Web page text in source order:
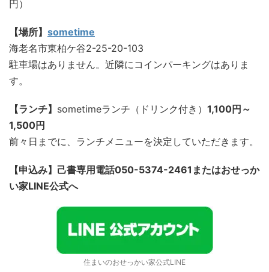
円）
【場所】 sometime
海老名市東柏ケ谷2-25-20-103
駐車場はありません。近隣にコインパーキングはありま
す。
【ランチ】 sometimeランチ（ドリンク付き） 1,100円～
1,500円
前々日までに、ランチメニューを決定していただきます。
【申込み】己書専用電話050-5374-2461またはおせっか
い家LINE公式へ
住まいのおせっかい家公式LINE